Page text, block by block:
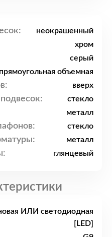
неокрашенный
хром
серый
прямоугольная объемная
вверх
стекло
металл
стекло
металл
глянцевый
ИЛИ светодиодная
[LED]